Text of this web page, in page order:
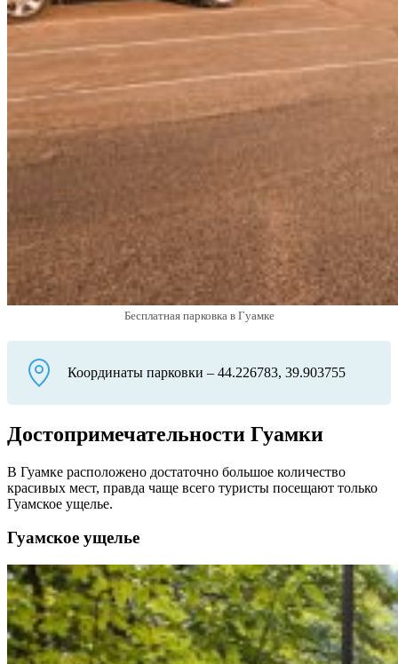
Бесплатная парковка в Гуамке
Координаты парковки – 44.226783, 39.903755
Достопримечательности Гуамки
В Гуамке расположено достаточно большое количество
красивых мест, правда чаще всего туристы посещают только
Гуамское ущелье.
Гуамское ущелье